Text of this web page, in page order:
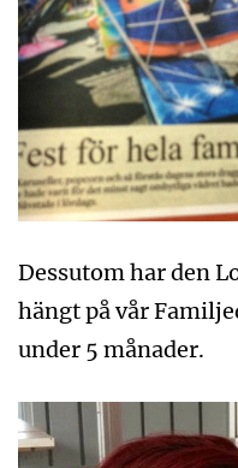
Dessutom har den
hängt på vår
under 5 månader.